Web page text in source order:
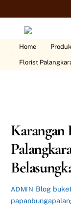
to
content
Home Produk
Florist
Karangan
ADMIN Blog